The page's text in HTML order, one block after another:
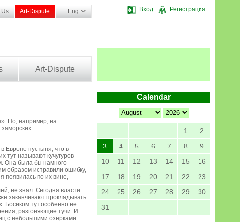
Вход Регистрация
Us Art-Dispute Eng
Art-Dispute
Calendar
1
2
3
4 5 6 7 8
9
10
11 12 13 14 15
16
17
18 19 20 21 22
23
24
25 26 27 28 29
30
31
Но, например, на
Европе пустыня, что в
тут называют кучугуров —
Она была бы намного
образом исправили ошибку,
появилась по их вине,
не знал. Сегодня власти
заканчивают прокладывать
Босиком тут особенно не
разгоняющие тучи. И
с небольшими озерками.